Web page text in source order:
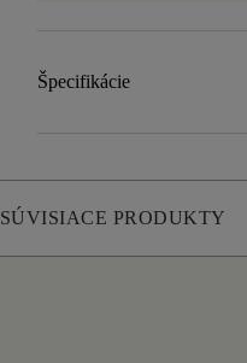
Špecifikácie
SÚVISIACE PRODUKTY